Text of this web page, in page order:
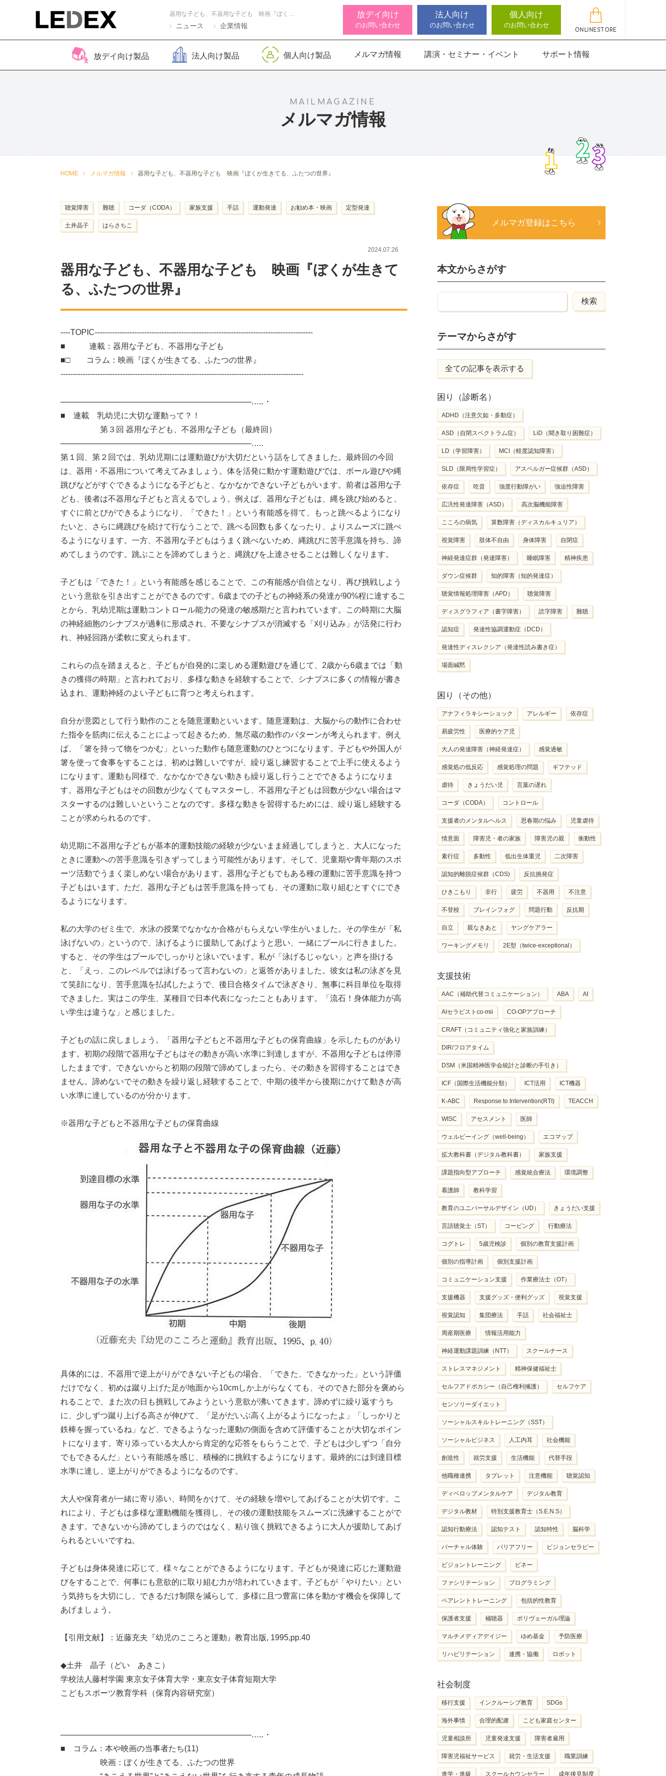
ニュース 企業情報
放デイ向け
のお問い合わせ
法人向け
のお問い合わせ
個人向け
のお問い合わせ
ONLINESTORE
放デイ向け製品 法人向け製品
脳バランサー キッズ
個人向け製品
こども脳機能バランサ
トKIDS
ト
メルマガ情報 講演・セミナー・イベント サポート情報
器用な子ども、不器用な子ども 映画『ぼくが生きてる、ふたつの世界』
MAILMAGAZINE
メルマガ情報
HOME メルマガ情報 器用な子ども、不器用な子ども 映画『ぼくが生きてる、ふたつの世界』
聴覚障害 難聴 コーダ（CODA） 家族支援 手話 運動発達 お勧め本・映画 定型発達
土井晶子 はらさちこ
2024.07.26
器用な子ども、不器用な子ども 映画『ぼくが生きて
る、ふたつの世界』
----TOPIC----------------------------------------------------------------------------------------
■ 連載：器用な子ども、不器用な子ども
■□ コラム：映画『ぼくが生きてる、ふたつの世界』
--------------------------------------------------------------------------------------------------
───────────────────────────────────…‥・
■ 連載 乳幼児に大切な運動って？！
第３回 器用な子ども、不器用な子ども（最終回）
───────────────────────────────────…‥
第１回、第２回では、乳幼児期には運動遊びが大切だという話をしてきました。最終回の今回
は、器用・不器用について考えてみましょう。体を活発に動かす運動遊びでは、ボール遊びや縄
跳びなどがすぐできるようになる子どもと、なかなかできない子どもがいます。前者は器用な子
ども、後者は不器用な子どもと言えるでしょう。例えば、器用な子どもは、縄を跳び始めると、
すぐに前とびができるようになり、「できた！」という有能感を得て、もっと跳べるようになり
たいと、さらに縄跳びを続けて行なうことで、跳べる回数も多くなったり、よりスムーズに跳べ
るようになります。一方、不器用な子どもはうまく跳べないため、縄跳びに苦手意識を持ち、諦
めてしまうのです。跳ぶことを諦めてしまうと、縄跳びを上達させることは難しくなります。
子どもは「できた！」という有能感を感じることで、この有能感が自信となり、再び挑戦しよう
という意欲を引き出すことができるのです。6歳までの子どもの神経系の発達が90%程に達するこ
とから、乳幼児期は運動コントロール能力の発達の敏感期だと言われています。この時期に大脳
の神経細胞のシナプスが過剰に形成され、不要なシナプスが消滅する「刈り込み」が活発に行わ
れ、神経回路が柔軟に変えられます。
これらの点を踏まえると、子どもが自発的に楽しめる運動遊びを通じて、2歳から6歳までは「動
きの獲得の時期」と言われており、多様な動きを経験することで、シナプスに多くの情報が書き
込まれ、運動神経のよい子どもに育つと考えられます。
自分が意図として行う動作のことを随意運動といいます。随意運動は、大脳からの動作に合わせ
た指令を筋肉に伝えることによって起きるため、無尽蔵の動作のパターンが考えられます。例え
ば、「箸を持って物をつかむ」といった動作も随意運動のひとつになります。子どもや外国人が
箸を使って食事をすることは、初めは難しいですが、繰り返し練習することで上手に使えるよう
になります。運動も同様で、なかなかできない動きも繰り返し行うことでできるようになりま
す。器用な子どもはその回数が少なくてもマスターし、不器用な子どもは回数が少ない場合はマ
スターするのは難しいということなのです。多様な動きを習得するためには、繰り返し経験する
ことが求められるのです。
幼児期に不器用な子どもが基本的運動技能の経験が少ないまま経過してしまうと、大人になった
ときに運動への苦手意識を引きずってしまう可能性があります。そして、児童期や青年期のスポ
ーツ活動でうまく楽しめない場合があります。器用な子どもでもある種の運動に苦手意識を持つ
子どもはいます。ただ、器用な子どもは苦手意識を持っても、その運動に取り組むとすぐにでき
るようになります。
私の大学のゼミ生で、水泳の授業でなかなか合格がもらえない学生がいました。その学生が「私
泳げないの」というので、泳げるように援助してあげようと思い、一緒にプールに行きました。
すると、その学生はプールでしっかりと泳いでいます。私が「泳げるじゃない」と声を掛ける
と、「えっ、このレベルでは泳げるって言わないの」と返答がありました。彼女は私の泳ぎを見
て笑顔になり、苦手意識を払拭したようで、後日合格タイムで泳ぎきり、無事に科目単位を取得
できました。実はこの学生、某種目で日本代表になったこともあります。「流石！身体能力が高
い学生は違うな」と感じました。
子どもの話に戻しましょう。「器用な子どもと不器用な子どもの保育曲線」を示したものがあり
ます。初期の段階で器用な子どもはその動きが高い水準に到達しますが、不器用な子どもは停滞
したままです。できないからと初期の段階で諦めてしまったら、その動きを習得することはでき
ません。諦めないでその動きを繰り返し経験することで、中期の後半から後期にかけて動きが高
い水準に達しているのが分かります。
※器用な子どもと不器用な子どもの保育曲線
具体的には、不器用で逆上がりができない子どもの場合、「できた、できなかった」という評価
だけでなく、初めは蹴り上げた足が地面から10cmしか上がらなくても、そのできた部分を褒めら
れることで、また次の日も挑戦してみようという意欲が沸いてきます。諦めずに繰り返すうち
に、少しずつ蹴り上げる高さが伸びて、「足がだいぶ高く上がるようになったよ」「しっかりと
鉄棒を握っているね」など、できるようなった運動の側面を含めて評価することが大切なポイン
トになります。寄り添っている大人から肯定的な応答をもらうことで、子どもは少しずつ「自分
でもできるんだ」という有能感を感じ、積極的に挑戦するようになります。最終的には到達目標
水準に達し、逆上がりができるようになるのです。
大人や保育者が一緒に寄り添い、時間をかけて、その経験を増やしてあげることが大切です。こ
れにより、子どもは多様な運動機能を獲得し、その後の運動技能をスムーズに洗練することがで
きます。できないから諦めてしまうのではなく、粘り強く挑戦できるように大人が援助してあげ
られるといいですね。
子どもは身体発達に応じて、様々なことができるようになります。子どもが発達に応じた運動遊
びをすることで、何事にも意欲的に取り組む力が培われていきます。子どもが「やりたい」とい
う気持ちを大切にし、できるだけ制限を減らして、多様に且つ豊富に体を動かす機会を保障して
あげましょう。
【引用文献】：近藤充夫『幼児のこころと運動』教育出版, 1995,pp.40
◆土井 晶子（どい あきこ）
学校法人藤村学園 東京女子体育大学・東京女子体育短期大学
こどもスポーツ教育学科（保育内容研究室）
───────────────────────────────────…‥・
■ コラム：本や映画の当事者たち(11)
映画：ぼくが生きてる、ふたつの世界
メルマガ登録はこちら
本文からさがす
テーマからさがす
全ての記事を表示する
困り（診断名）
ADHD（注意欠如・多動症）
ASD（自閉スペクトラム症） LiD（聞き取り困難症）
LD（学習障害） MCI（軽度認知障害）
SLD（限局性学習症） アスペルガー症候群（ASD）
依存症 吃音 強度行動障がい 強迫性障害
広汎性発達障害（ASD） 高次脳機能障害
こころの病気 算数障害（ディスカルキュリア）
視覚障害 肢体不自由 身体障害 自閉症
神経発達症群（発達障害） 睡眠障害 精神疾患
ダウン症候群 知的障害（知的発達症）
聴覚情報処理障害（APD） 聴覚障害
ディスグラフィア（書字障害） 読字障害 難聴
認知症 発達性協調運動症（DCD）
発達性ディスレクシア（発達性読み書き症）
場面緘黙
困り（その他）
アナフィラキシーショック アレルギー 依存症
易疲労性 医療的ケア児
大人の発達障害（神経発達症） 感覚過敏
感覚処の低反応 感覚処理の問題 ギフテッド
虐待 きょうだい児 言葉の遅れ
コーダ（CODA） コントロール
支援者のメンタルヘルス 思春期の悩み 児童虐待
情意面 障害児・者の家族 障害児の親 衝動性
素行症 多動性 低出生体重児 二次障害
認知的離脱症候群（CDS) 反抗挑発症
ひきこもり 非行 疲労 不器用 不注意
不登校 ブレインフォグ 問題行動 反抗期
自立 親なきあと ヤングケアラー
ワーキングメモリ 2E型（twice-exceptional）
支援技術
AAC（補助代替コミュニケーション） ABA AI
AIセラピストco-mii CO-OPアプローチ
CRAFT（コミュニティ強化と家族訓練）
DIR/フロアタイム
DSM（米国精神医学会統計と診断の手引き）
ICF（国際生活機能分類） ICT活用 ICT機器
K-ABC Response to Intervention(RTI) TEACCH
WISC アセスメント 医師
ウェルビーイング（well-being） エコマップ
拡大教科書（デジタル教科書） 家族支援
課題指向型アプローチ 感覚統合療法 環境調整
看護師 教科学習
教育のユニバーサルデザイン（UD） きょうだい支援
言語聴覚士（ST） コーピング 行動療法
コグトレ 5歳児検診 個別の教育支援計画
個別の指導計画 個別支援計画
コミュニケーション支援 作業療法士（OT）
支援機器 支援グッズ・便利グッズ 視覚支援
視覚認知 集団療法 手話 社会福祉士
周産期医療 情報活用能力
神経運動課題訓練（NTT） スクールナース
ストレスマネジメント 精神保健福祉士
セルフアドボカシー（自己権利擁護） セルフケア
センソリーダイエット
ソーシャルスキルトレーニング（SST）
ソーシャルビジネス 人工内耳 社会機能
創造性 就労支援 生活機能 代替手段
他職種連携 タブレット 注意機能 聴覚認知
ディベロップメンタルケア デジタル教育
デジタル教材 特別支援教育士（S.E.N.S）
認知行動療法 認知テスト 認知特性 脳科学
バーチャル体験 バリアフリー ビジョンセラピー
ビジョントレーニング ビネー
ファシリテーション プログラミング
ペアレントトレーニング 包括的性教育
保護者支援 補聴器 ポリヴェーガル理論
マルチメディアデイジー ゆめ基金 予防医療
リハビリテーション 連携・協働 ロボット
社会制度
移行支援 インクルーシブ教育 SDGs
海外事情 合理的配慮 こども家庭センター
児童相談所 児童発達支援 障害者雇用
障害児福祉サービス 就労・生活支援 職業訓練
進学・進級 スクールカウンセラー 成年後見制度